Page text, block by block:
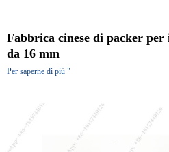
Fabbrica cinese di packer
da 16 mm
Per saperne di più "